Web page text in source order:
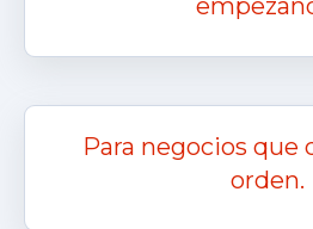
Para negocios que
orden.